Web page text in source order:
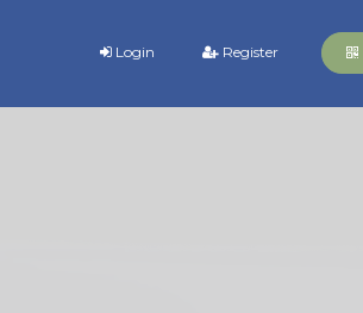
Login Register